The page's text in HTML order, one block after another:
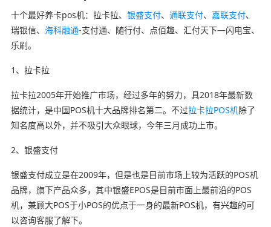
十个最好养卡pos机：拉卡拉、 银盛支付、 通联支付、 嘉联支付、
瑞银信、 海科融通-支付通、随行付、点佰趣、汇付天下—闪电宝、
乐刷。
1、拉卡拉
拉卡拉2005年开始推广市场，经过多年的努力，具2018年最新数
据统计，是中国POS机十大品牌排名第二。不过拉卡拉POS机除了
知名度高以外，并不吸引大众眼球，今年三月成功上市。
2、银盛支付
银盛支付成立是在2009年，但是也是目前市场上较为活跃的POS机
品牌，旗下产品众多，其中银盛EPOS是目前市面上最前沿的POS
机，兼顾大POS于小POS的优点于一身的最新POS机，有兴趣的可
以咨询客服了解下。